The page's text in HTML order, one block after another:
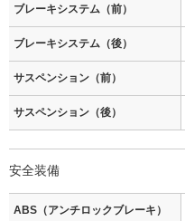
ブレーキシステム（前）
ブレーキシステム（後）
サスペンション（前）
サスペンション（後）
安全装備
ABS（アンチロックブレーキ）